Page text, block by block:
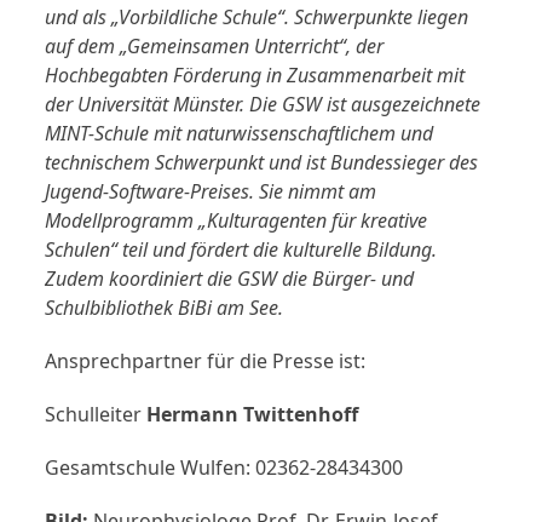
und als „Vorbildliche Schule“. Schwerpunkte liegen
auf dem „Gemeinsamen Unterricht“, der
Hochbegabten Förderung in Zusammenarbeit mit
der Universität Münster. Die GSW ist ausgezeichnete
MINT-Schule mit naturwissenschaftlichem und
technischem Schwerpunkt und ist Bundessieger des
Jugend-Software-Preises. Sie nimmt am
Modellprogramm „Kulturagenten für kreative
Schulen“ teil und fördert die kulturelle Bildung.
Zudem koordiniert die GSW die Bürger- und
Schulbibliothek BiBi am See.
Ansprechpartner für die Presse ist:
Schulleiter Hermann Twittenhoff
Gesamtschule Wulfen: 02362-28434300